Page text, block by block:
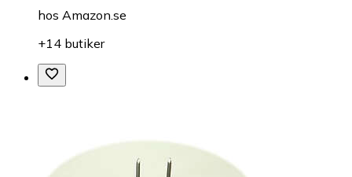
hos Amazon.se
+14 butiker